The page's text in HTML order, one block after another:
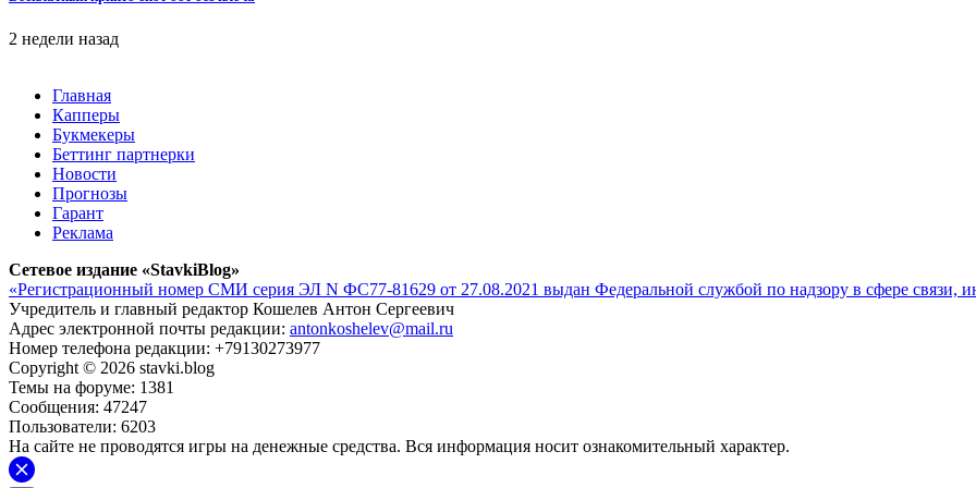
2 недели назад
Главная
Капперы
Букмекеры
Беттинг партнерки
Новости
Прогнозы
Гарант
Реклама
Сетевое издание «StavkiBlog»
«Регистрационный номер СМИ серия ЭЛ N ФС77-81629 от 27.08.2021 выдан Федеральной службой по надзору в сфере связи,
Учредитель и главный редактор Кошелев Антон Сергеевич
Адрес электронной почты редакции: antonkoshelev@mail.ru
Номер телефона редакции: +79130273977
Copyright © 2026 stavki.blog
Темы на форуме: 1381
Сообщения: 47247
Пользователи: 6203
На сайте не проводятся игры на денежные средства. Вся информация носит ознакомительный характер.